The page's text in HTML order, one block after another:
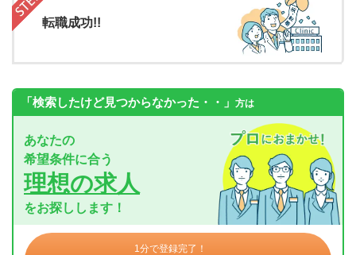
転職成功!!
「検索したけど見つからなかった・・」 方は
あなたの
希望条件に合う
理想の求人
をお探しします！
1分で登録完了！